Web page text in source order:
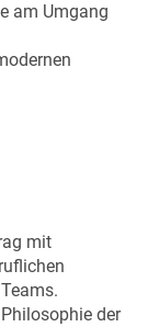
am Umgang
mit
der